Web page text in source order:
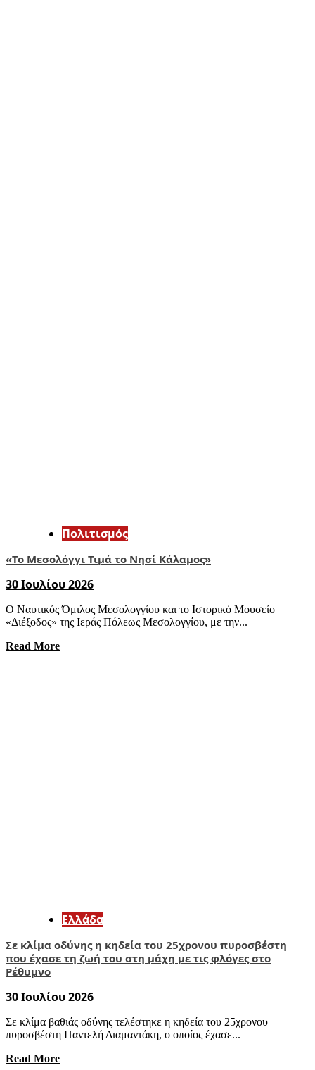
Πολιτισμός
«Το Μεσολόγγι Τιμά το Νησί Κάλαμος»
30 Ιουλίου 2026
Ο Ναυτικός Όμιλος Μεσολογγίου και το Ιστορικό Μουσείο
«Διέξοδος» της Ιεράς Πόλεως Μεσολογγίου, με την...
Read More
Ελλάδα
Σε κλίμα οδύνης η κηδεία του 25χρονου πυροσβέστη
που έχασε τη ζωή του στη μάχη με τις φλόγες στο
Ρέθυμνο
30 Ιουλίου 2026
Σε κλίμα βαθιάς οδύνης τελέστηκε η κηδεία του 25χρονου
πυροσβέστη Παντελή Διαμαντάκη, ο οποίος έχασε...
Read More